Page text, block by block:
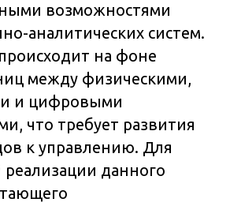
возможностями
аналитических систем.
на фоне
между физическими,
и цифровыми
что требует развития
к управлению. Для
данного